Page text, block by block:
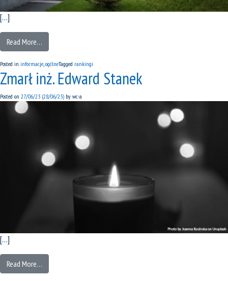
[…]
Read More…
Posted in informacje,ogólneTagged rankingi
Zmarł inż. Edward Stanek
Posted on 27/06/23 (28/06/23) by wc-a
[…]
Read More…